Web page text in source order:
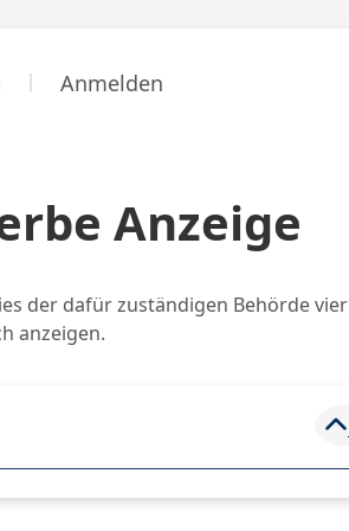
Anmelden
Anzeige
der dafür zuständigen Behörde vier
anzeigen.